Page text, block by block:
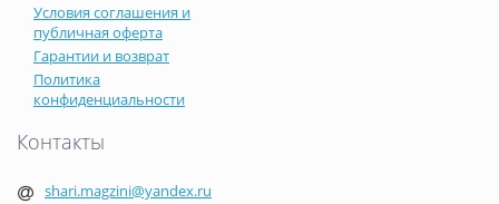
Условия соглашения и
публичная оферта
Гарантии и возврат
Политика
конфиденциальности
Контакты
shari.magzini@yandex.ru